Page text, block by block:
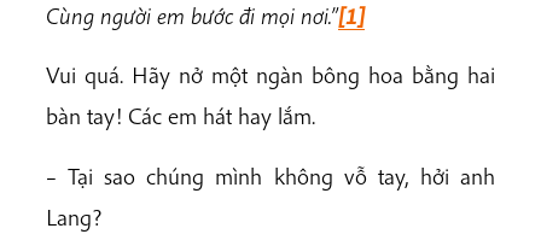
Cùng người em bước đi mọi nơi.”[1]
Vui quá. Hãy nở một ngàn bông hoa bằng hai
bàn tay! Các em hát hay lắm.
– Tại sao chúng mình không vỗ tay, hởi anh
Lang?